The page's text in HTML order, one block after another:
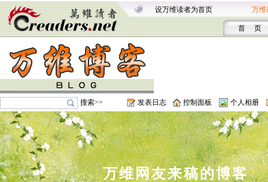
设万维读者为首页 万维
首 页
搜索>> 发表日志 控制面板 个人相册
万维网友来稿的博客